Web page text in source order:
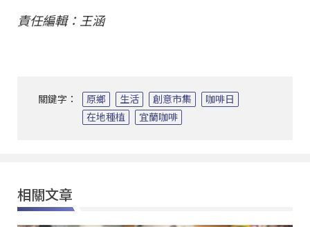
責任編輯：王涵
關鍵字： 原鄉 生活 創意市集
咖啡日
在地種植
宜蘭咖啡
相關文章